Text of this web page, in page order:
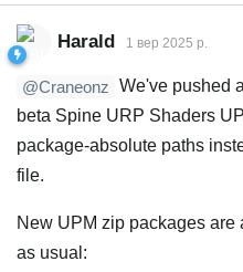
Harald 1 вер 2025 р.
@Craneonz We've pushed
beta Spine URP Shaders
package-absolute paths
file.
New UPM zip packages
as usual: